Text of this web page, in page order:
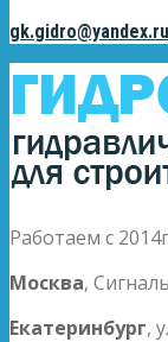
gk.gidro@yandex.ru
Работаем с
Москва,
Екатеринбург,